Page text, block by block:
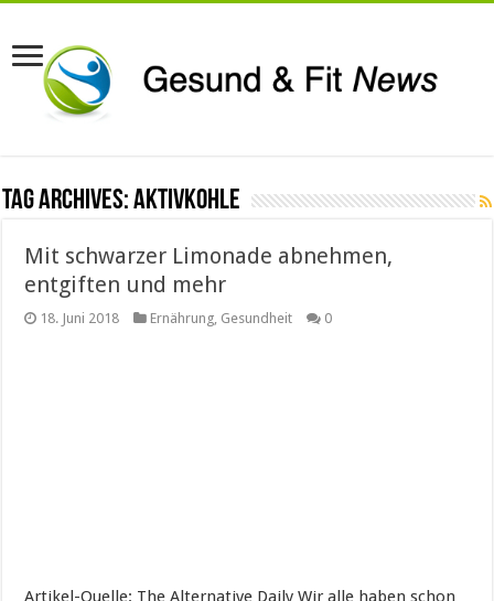
Tag Archives:Aktivkohle
Mit schwarzer Limonade abnehmen,
entgiften und mehr
18. Juni 2018 Ernährung Gesundheit 0
Artikel-Quelle: The Alternative Daily Wir alle haben schon